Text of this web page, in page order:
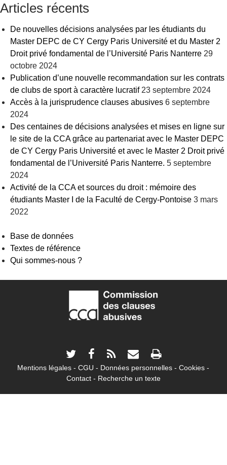
Articles récents
De nouvelles décisions analysées par les étudiants du
Master DEPC de CY Cergy Paris Université et du Master 2
Droit privé fondamental de l’Université Paris Nanterre 29
octobre 2024
Publication d’une nouvelle recommandation sur les contrats
de clubs de sport à caractère lucratif 23 septembre 2024
Accès à la jurisprudence clauses abusives 6 septembre
2024
Des centaines de décisions analysées et mises en ligne sur
le site de la CCA grâce au partenariat avec le Master DEPC
de CY Cergy Paris Université et avec le Master 2 Droit privé
fondamental de l’Université Paris Nanterre. 5 septembre
2024
Activité de la CCA et sources du droit : mémoire des
étudiants Master I de la Faculté de Cergy-Pontoise 3 mars
2022
Base de données
Textes de référence
Qui sommes-nous ?
Mentions légales CGU Données personnelles
Cookies
Contact
Recherche un texte